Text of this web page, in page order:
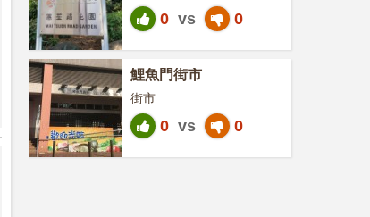
0 vs 0
鯉魚門街市
街市
0 vs 0